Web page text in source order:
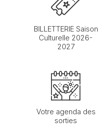
BILLETTERIE Saison
Culturelle 2026-
2027
Votre agenda des
sorties